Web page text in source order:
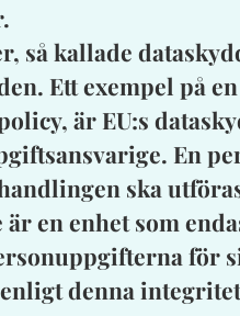
så kallade
Ett exempel på
är EU:s
En
ska
en enhet som
för
denna